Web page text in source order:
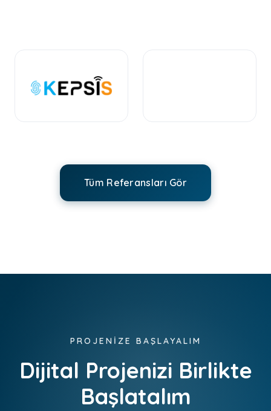
Tüm Referansları Gör
PROJENİZE BAŞLAYALIM
Dijital Projenizi Birlikte
Başlatalım